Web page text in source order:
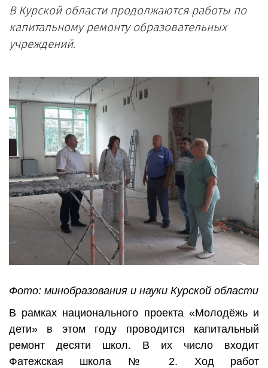
В Курской области продолжаются работы по
капитальному ремонту образовательных
учреждений.
Фото: минобразования и науки Курской области
В рамках национального проекта «Молодёжь и
дети» в этом году проводится капитальный
ремонт десяти школ. В их число входит
Фатежская школа № 2. Ход работ